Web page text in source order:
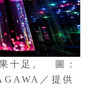
十足。 圖：
／提供